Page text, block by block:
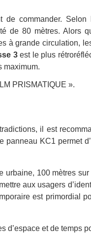
de commander.
de 80 mètres. Alors
à grande circulation,
3est le plus
maximum.
PRISMATIQUE ».
il est
KC1 permet
urbaine, 100 mètres
aux usagers
est primordial
d’espace et de temps